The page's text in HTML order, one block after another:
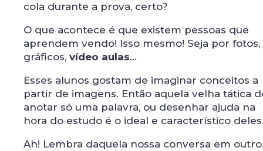
cola durante a prova, certo?
O que acontece é que existem pessoas que
aprendem vendo! Isso mesmo! Seja por fotos,
gráficos, vídeo aulas...
Esses alunos gostam de imaginar conceitos a
partir de imagens. Então aquela velha tática
anotar só uma palavra, ou desenhar ajuda na
hora do estudo é o ideal e característico
Ah! Lembra daquela nossa conversa em outro